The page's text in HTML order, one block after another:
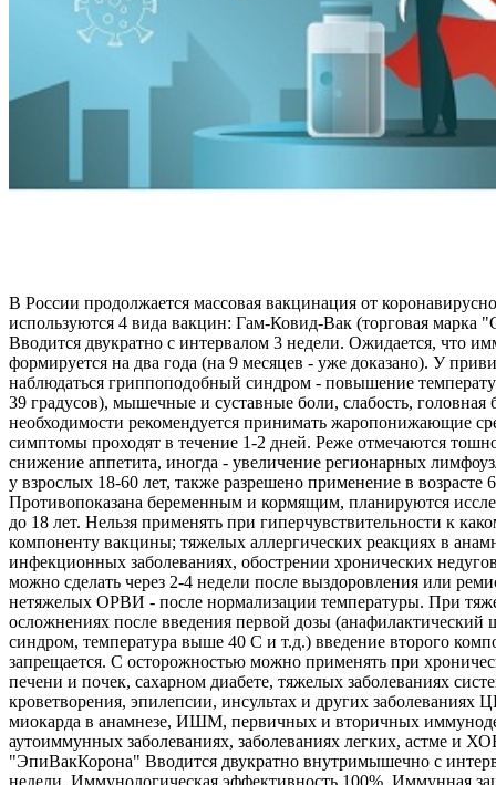
В России продолжается массовая вакцинация от
используются 4 вида вакцин: Гам-Ковид-Вак (торговая марка
Вводится двукратно с интервалом 3 недели. Ожидается, что
формируется на два года (на 9 месяцев - уже доказано). У
наблюдаться гриппоподобный синдром - повышение
39 градусов), мышечные и суставные боли, слабость, головная
необходимости рекомендуется принимать жаропонижающие
симптомы проходят в течение 1-2 дней. Реже отмечаются
снижение аппетита, иногда - увеличение регионарных
у взрослых 18-60 лет, также разрешено применение в возрасте
Противопоказана беременным и кормящим, планируются
до 18 лет. Нельзя применять при гиперчувствительности к
компоненту вакцины; тяжелых аллергических реакциях в
инфекционных заболеваниях, обострении хронических
можно сделать через 2-4 недели после выздоровления или
нетяжелых ОРВИ - после нормализации температуры. При
осложнениях после введения первой дозы
синдром, температура выше 40 С и т.д.) введение второго
запрещается. С осторожностью можно применять при
печени и почек, сахарном диабете, тяжелых заболеваниях
кроветворения, эпилепсии, инсультах и других заболеваниях
миокарда в анамнезе, ИШМ, первичных и вторичных
аутоиммунных заболеваниях, заболеваниях легких, астме и
"ЭпиВакКорона" Вводится двукратно внутримышечно с